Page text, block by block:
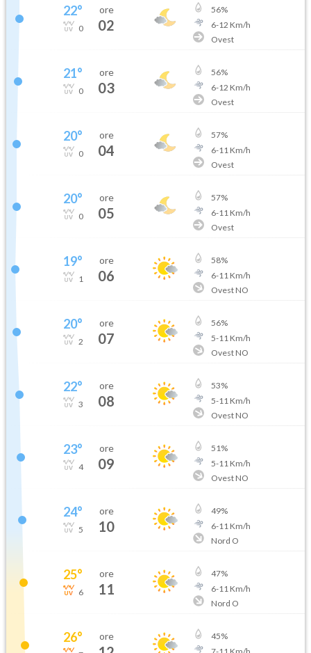
22°
0
ore
02
56%
6-12 Km/h
Ovest
21°
0
ore
03
56%
6-12 Km/h
Ovest
20°
0
ore
04
57%
6-11 Km/h
Ovest
20°
0
ore
05
57%
6-11 Km/h
Ovest
19°
1
ore
06
58%
6-11 Km/h
Ovest NO
20°
2
ore
07
56%
5-11 Km/h
Ovest NO
22°
3
ore
08
53%
5-11 Km/h
Ovest NO
23°
4
ore
09
51%
5-11 Km/h
Ovest NO
24°
5
ore
10
49%
6-11 Km/h
Nord O
25°
6
ore
11
47%
6-11 Km/h
Nord O
26° ore 45%